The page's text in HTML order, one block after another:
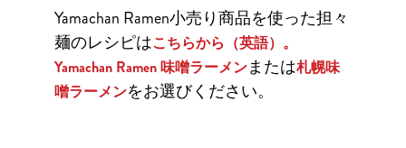
Yamachan Ramen小売り商品を使った担々
麺のレシピはこちらから（英語）。
Yamachan Ramen 味噌ラーメンまたは札幌味
噌ラーメンをお選びください。